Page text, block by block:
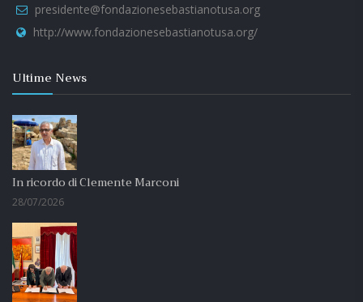
presidente@fondazionesebastianotusa.org
http://www.fondazionesebastianotusa.org/
Ultime News
In ricordo di Clemente Marconi
28/07/2026